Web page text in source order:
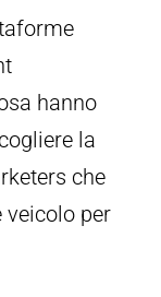
hanno
la
che
per